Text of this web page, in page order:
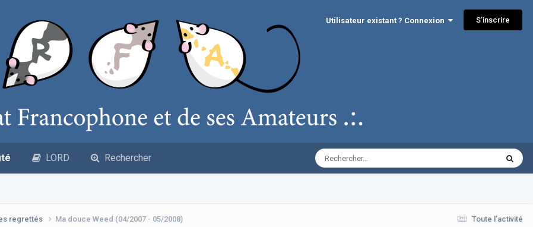
Utilisateur existant ? Connexion S’inscrire
LORD Rechercher
Toute l’activité
regrettés Ma douce Weed (04/2007 - 05/2008)